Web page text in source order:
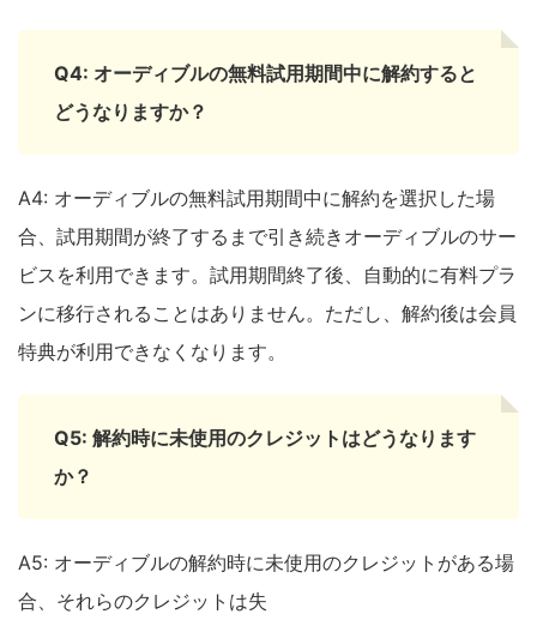
Q4: オーディブルの無料試用期間中に解約すると
どうなりますか？
A4: オーディブルの無料試用期間中に解約を選択した場
合、試用期間が終了するまで引き続きオーディブルのサー
ビスを利用できます。試用期間終了後、自動的に有料プラ
ンに移行されることはありません。ただし、解約後は会員
特典が利用できなくなります。
Q5: 解約時に未使用のクレジットはどうなります
か？
A5: オーディブルの解約時に未使用のクレジットがある場
合、それらのクレジットは失